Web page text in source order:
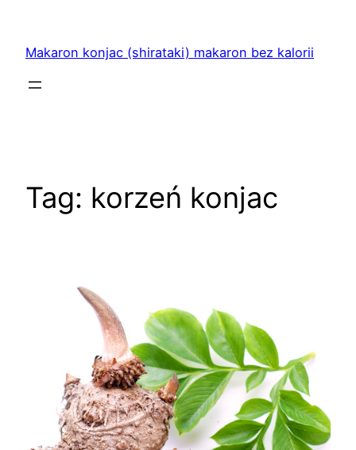
treściMakaron konjac (shirataki) makaron bez kalorii
Tag: korzeń konjac